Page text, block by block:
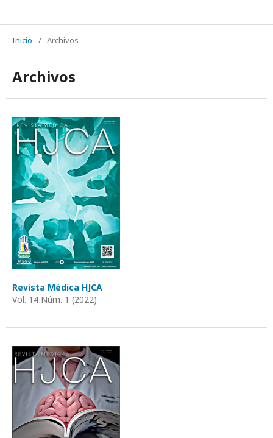
Inicio / Archivos
Archivos
Revista Médica HJCA
Vol. 14 Núm. 1 (2022)